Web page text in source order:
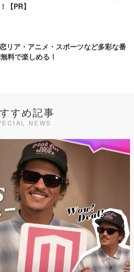
【PR】
リア・アニメ・スポーツなど多彩な番
料で楽しめる！
すめ記事
NEWS